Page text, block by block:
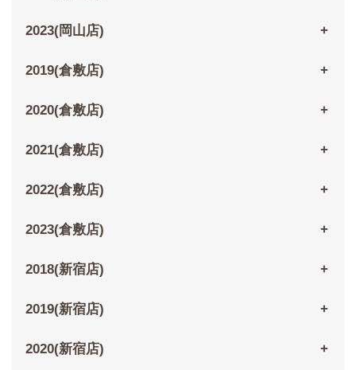
2023(岡山店)
2019(倉敷店)
2020(倉敷店)
2021(倉敷店)
2022(倉敷店)
2023(倉敷店)
2018(新宿店)
2019(新宿店)
2020(新宿店)